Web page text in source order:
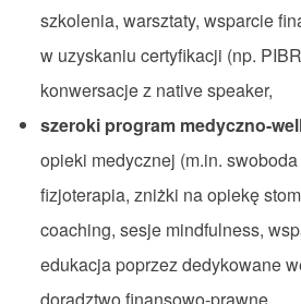
szkolenia, warsztaty, wsparcie
w uzyskaniu certyfikacji (np.
konwersacje z native speaker,
szeroki program medyczno-
opieki medycznej (m.in.
fizjoterapia, zniżki na opiekę
coaching, sesje mindfulness,
edukacja poprzez dedykowane